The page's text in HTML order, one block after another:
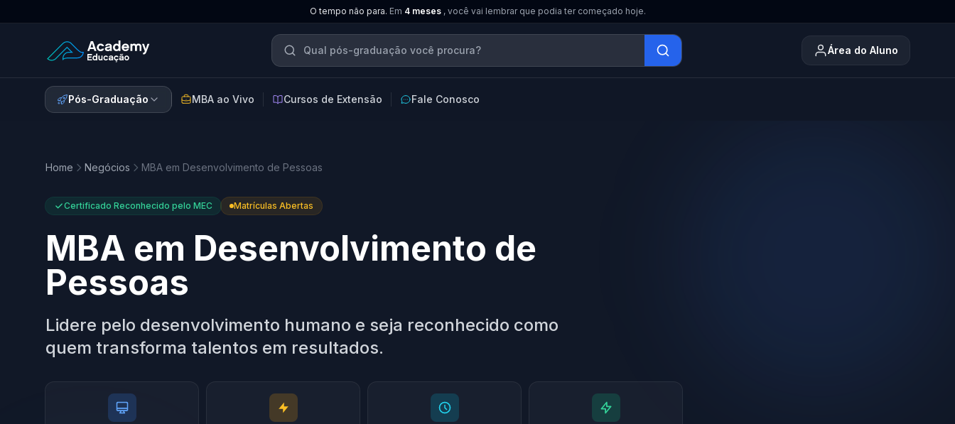
O tempo não para. Em 4 meses , você vai lembrar que podia ter começado hoje.
Academy Educação — Página Inicial
Área do Aluno
Pós-Graduação MBA ao Vivo Cursos de Extensão Fale Conosco
Home Negócios MBA em Desenvolvimento de Pessoas
Certificado Reconhecido pelo MEC Matrículas Abertas
MBA em Desenvolvimento de
Pessoas
Lidere pelo desenvolvimento humano e seja reconhecido como
quem transforma talentos em resultados.